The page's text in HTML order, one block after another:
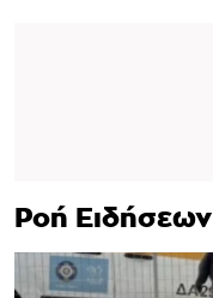
Ροή Ειδήσεων